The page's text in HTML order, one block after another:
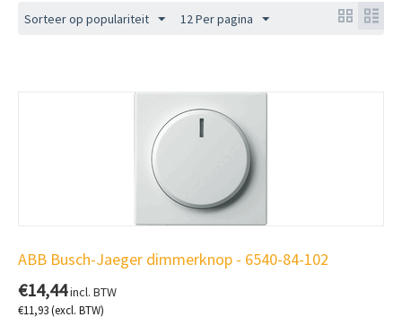
Sorteer op populariteit 12 Per pagina
ABB Busch-Jaeger dimmerknop - 6540-84-102
€14,44incl. BTW
€11,93(excl. BTW)